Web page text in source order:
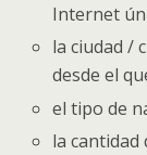
Internet
la ciudad /
desde el
el tipo de
la cantidad